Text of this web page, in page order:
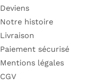
Deviens
Notre histoire
Livraison
Paiement sécurisé
Mentions légales
CGV